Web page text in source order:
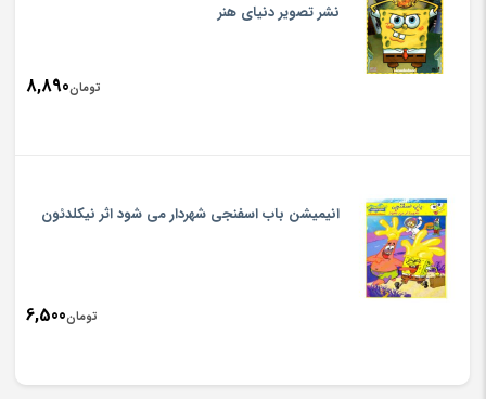
نشر تصویر دنیای هنر
تومان8,890
انیمیشن باب اسفنجی شهردار می شود اثر نیکلدئون
تومان6,500